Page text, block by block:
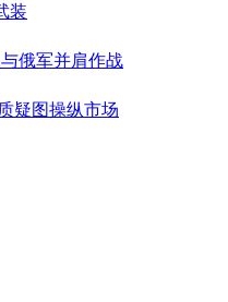
装
俄军并肩作战
疑图操纵市场